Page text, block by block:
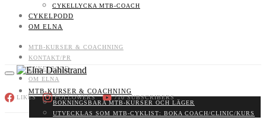
CYKELLYCKA MTB-COACH
CYKELPODD
OM ELNA
MTB-KURSER & COACHNING
KONTAKT/PR
CYKELPODD
OM ELNA
LIKES FOLLOWERS 710 SUBSCRIBERS
MTB-KURSER & COACHNING
BOKNINGSBARA MTB-KURSER OCH LÄGER
UTVECKLAS SOM MTB-CYKLIST: BOKA COACH/CLINIC/KURS